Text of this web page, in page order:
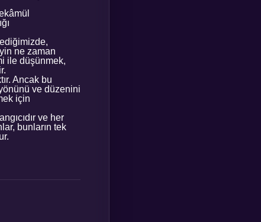
ne zaman
ile düşünmek,
Ancak bu
ve düzenini
için
ve her
bunların tek